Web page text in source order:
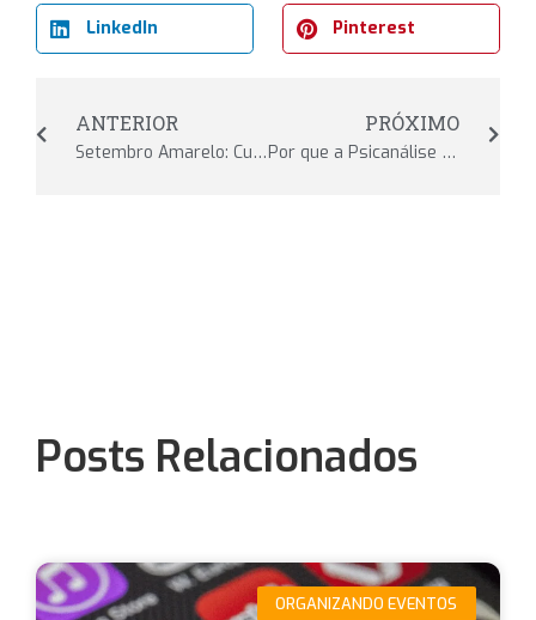
LinkedIn Pinterest
ANTERIOR
Setembro Amarelo: Cuidando da Sua Saúde Mental Enquanto Supera Limites
PRÓXIMO
Por que a Psicanálise e o Esporte podem ajudar a salvar vidas?
Posts Relacionados
ORGANIZANDO EVENTOS